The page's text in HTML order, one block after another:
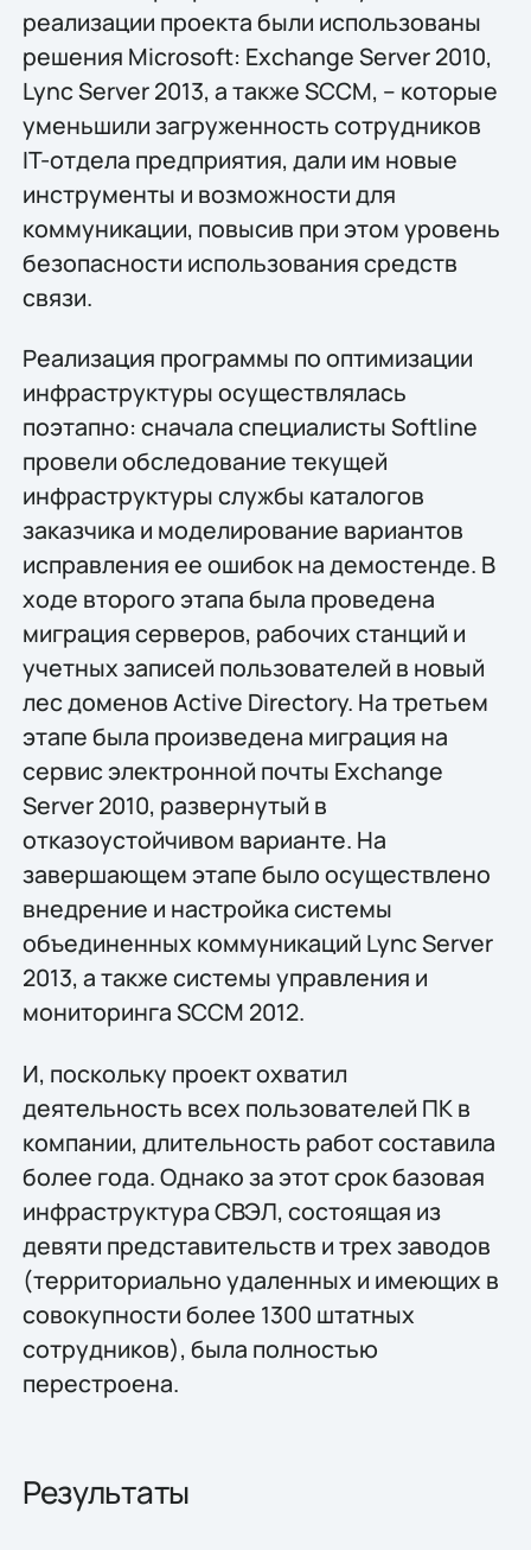
реализации проекта были использованы
решения Microsoft: Exchange Server 2010,
Lync Server 2013, а также SCCM, – которые
уменьшили загруженность сотрудников
IT-отдела предприятия, дали им новые
инструменты и возможности для
коммуникации, повысив при этом уровень
безопасности использования средств
связи.
Реализация программы по оптимизации
инфраструктуры осуществлялась
поэтапно: сначала специалисты Softline
провели обследование текущей
инфраструктуры службы каталогов
заказчика и моделирование вариантов
исправления ее ошибок на демостенде. В
ходе второго этапа была проведена
миграция серверов, рабочих станций и
учетных записей пользователей в новый
лес доменов Active Directory. На третьем
этапе была произведена миграция на
сервис электронной почты Exchange
Server 2010, развернутый в
отказоустойчивом варианте. На
завершающем этапе было осуществлено
внедрение и настройка системы
объединенных коммуникаций Lync Server
2013, а также системы управления и
мониторинга SCCM 2012.
И, поскольку проект охватил
деятельность всех пользователей ПК в
компании, длительность работ составила
более года. Однако за этот срок базовая
инфраструктура СВЭЛ, состоящая из
девяти представительств и трех заводов
(территориально удаленных и имеющих в
совокупности более 1300 штатных
сотрудников), была полностью
перестроена.
Результаты